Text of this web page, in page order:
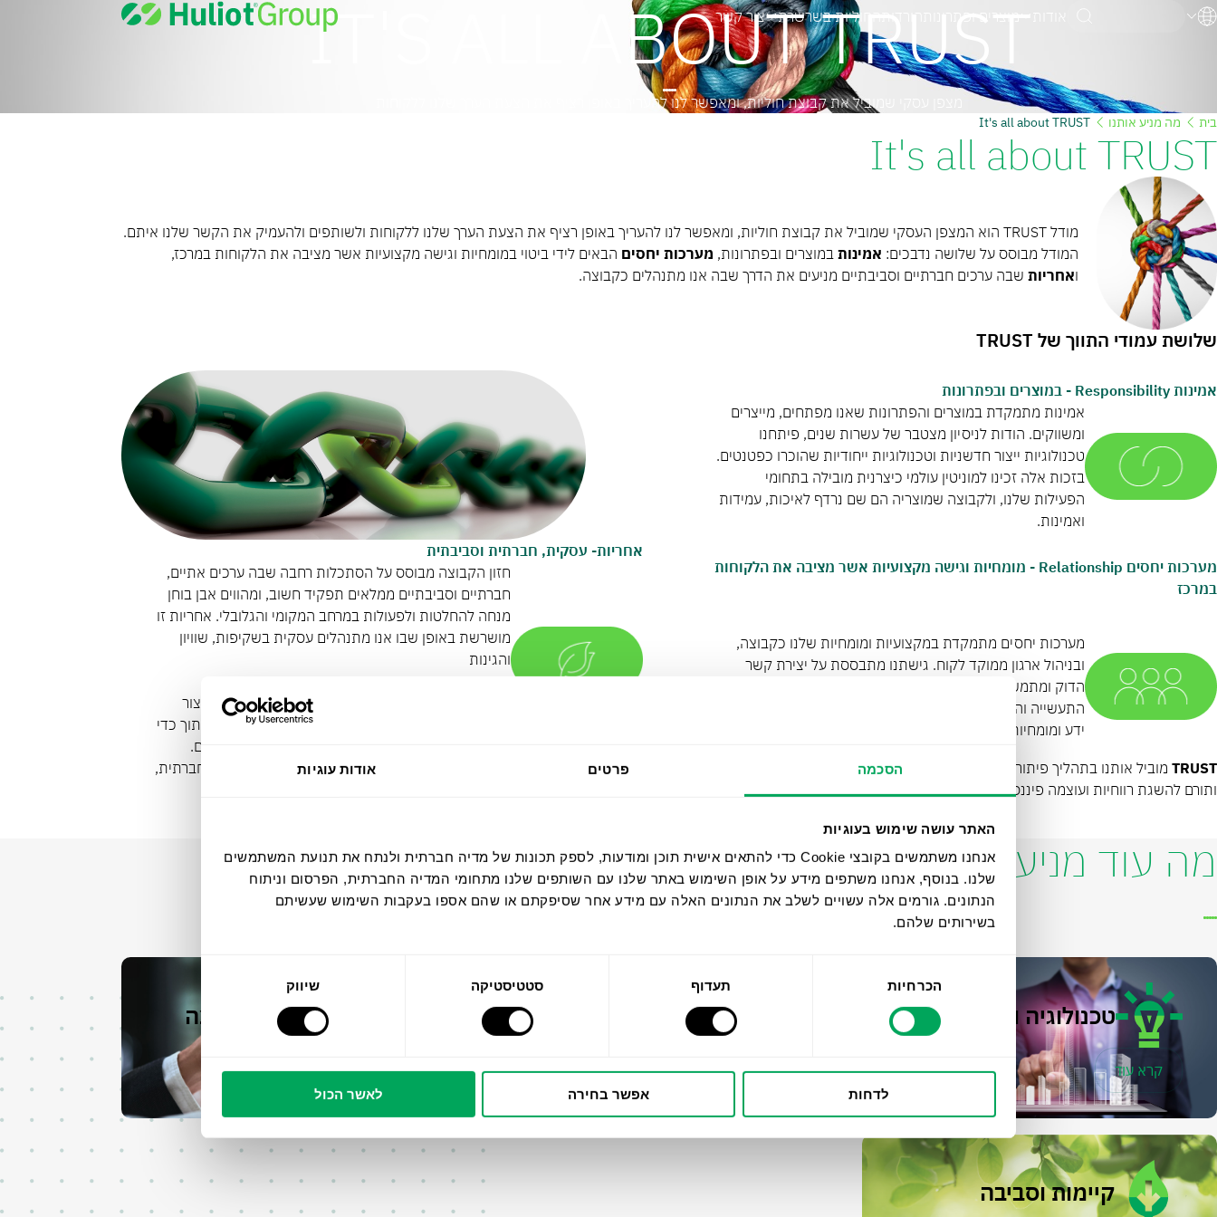
הסכמה פרטים אודות עוגיות
האתר עושה שימוש בעוגיות
אנחנו משתמשים בקובצי Cookie כדי להתאים אישית תוכן ומודעות, לספק תכונות של מדיה חברתית ולנתח את תנועת המשתמשים
שלנו. בנוסף, אנחנו משתפים מידע על אופן השימוש באתר שלנו עם השותפים שלנו מתחומי המדיה החברתית, הפרסום וניתוח
הנתונים. גורמים אלה עשויים לשלב את הנתונים האלה עם מידע אחר שסיפקתם או שהם אספו בעקבות השימוש שעשיתם
בשירותים שלהם.
הכרחיות תעדוף סטטיסטיקה שיווק
לדחות אפשר בחירה לאשר הכול
החוליות בשרשרת צור קשר
גרמנית
עברית
IT'S ALL ABOUT TRUST
מצפן עסקי שמוביל את קבוצת חוליות, ומאפשר לנו להעריך באופן רציף את הצעת הערך שלנו ללקוחות
בית מה מניע אותנו It's all about TRUST
It's all about TRUST
מודל TRUST הוא המצפן העסקי שמוביל את קבוצת חוליות, ומאפשר לנו להעריך באופן רציף את הצעת הערך שלנו ללקוחות ולשותפים ולהעמיק את הקשר שלנו איתם.
המודל מבוסס על שלושה נדבכים: אמינותבמוצרים ובפתרונות, מערכות יחסים הבאים לידי ביטוי במומחיות וגישה מקצועיות אשר מציבה את הלקוחות במרכז,
ואחריותשבה ערכים חברתיים וסביבתיים מניעים את הדרך שבה אנו מתנהלים כקבוצה.
שלושת עמודי התווך של TRUST
אמינות Responsibility - במוצרים ובפתרונות
אמינות מתמקדת במוצרים והפתרונות שאנו מפתחים, מייצרים
ומשווקים. הודות לניסיון מצטבר של עשרות שנים, פיתחנו
טכנולוגיות ייצור חדשניות וטכנולוגיות ייחודיות שהוכרו כפטנטים.
בזכות אלה זכינו למוניטין עולמי כיצרנית מובילה בתחומי
הפעילות שלנו, ולקבוצה שמוצריה הם שם נרדף לאיכות, עמידות
ואמינות.
מערכות יחסים Relationship - מומחיות וגישה מקצועיות אשר מציבה את הלקוחות
במרכז
מערכות יחסים מתמקדת במקצועיות ומומחיות שלנו כקבוצה,
ובניהול ארגון ממוקד לקוח. גישתנו מתבססת על יצירת קשר
הדוק ומתמשך עם הלקוחות והשותפים שלנו, קשב לצרכי
התעשייה והשוק על מנת להביא ערך מתמשך, ומחויבות לספק
ידע ומומחיות באמצעות הכשרה, ליווי ושירות מעולים.
אחריות- עסקית, חברתית וסביבתית
חזון הקבוצה מבוסס על הסתכלות רחבה שבה ערכים אתיים,
חברתיים וסביבתיים ממלאים תפקיד חשוב, ומהווים אבן בוחן
מנחה להחלטות ולפעולות במרחב המקומי והגלובלי. אחריות זו
מושרשת באופן שבו אנו מתנהלים עסקית בשקיפות, שוויון
והגינות
שמירה על הסביבה באמצעות מדיניות ירוקה בפיתוח ויצור
מוצרים אקולוגיים, בשיטות עבודה ידידותיות לסביבה תוך כדי
לקיחת תפקיד פעיל בחברה, דרך הקהילות בהן אנו חיים.
TRUST מוביל אותנו בתהליך פיתוח מוצרים ופתרונות חדשניים הנותנים מענה למגמות בתעשיית הבניה והתשתיות ולצרכי השוק,התהליך מנחה אותנו לפעול באחריות סביבתית וחברתית,
ותורם להשגת רווחיות ועוצמה פיננסית לאורך כל שרשרת האספקה ​​שלנו.
מה עוד מניע אותנו
טכנולוגיה וחדשנות
קרא עוד
הערכים שלנו
קרא עוד
אסטרטגיית הקבוצה
קרא עוד
קיימות וסביבה